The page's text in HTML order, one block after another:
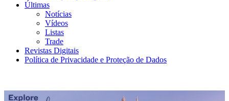
Últimas
Notícias
Vídeos
Listas
Trade
Revistas Digitais
Política de Privacidade e Proteção de Dados